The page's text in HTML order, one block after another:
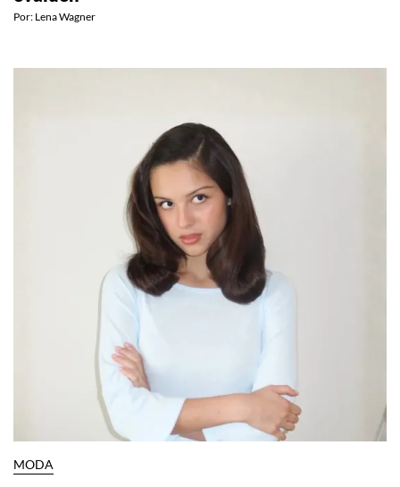
Por: Lena Wagner
MODA